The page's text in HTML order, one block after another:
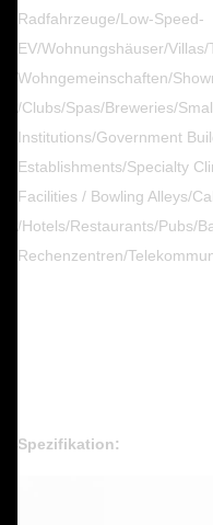
Radfahrzeuge/Low-Speed-
EV/Wohnungshäuser/
Wohngemeinschaften/
/Clubs/Spas/Breweries/
Institutions/Government
Establishments/Specialty
Facilities / Bowling Alleys/
/Hotels/Restaurants/Pubs/
Rechenzentren/
Spezifikation: